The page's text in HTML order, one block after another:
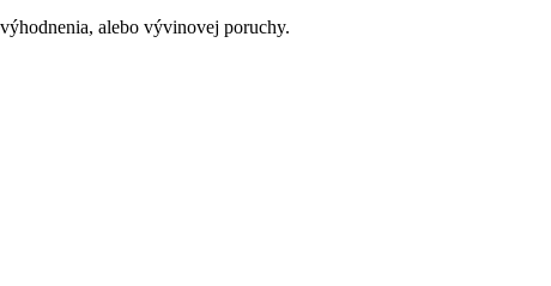
alebo vývinovej poruchy.